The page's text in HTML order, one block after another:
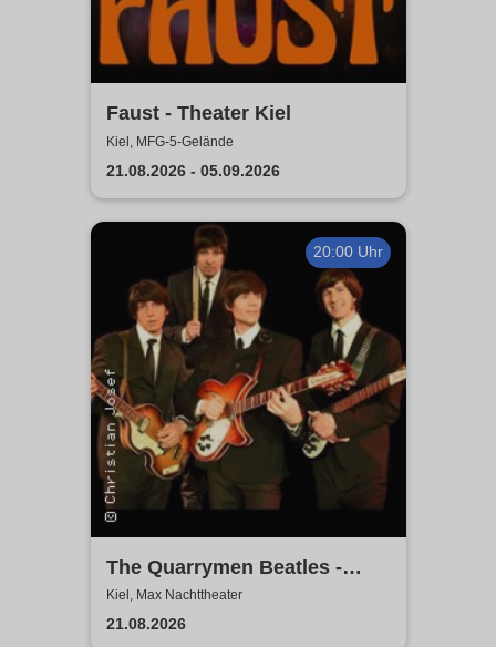
Faust - Theater Kiel
Kiel, MFG-5-Gelände
21.08.2026 - 05.09.2026
20:00 Uhr
The Quarrymen Beatles -
Beatlemania is back
Kiel, Max Nachttheater
21.08.2026